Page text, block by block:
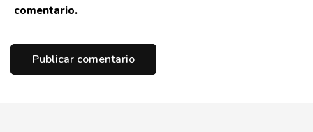
comentario.